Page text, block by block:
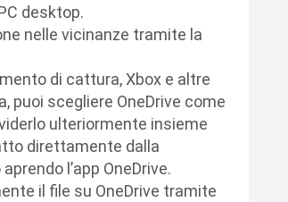
desktop.
nelle vicinanze tramite la
di cattura, Xbox e altre
puoi scegliere OneDrive come
ulteriormente insieme
direttamente dalla
l’app OneDrive.
il file su OneDrive tramite